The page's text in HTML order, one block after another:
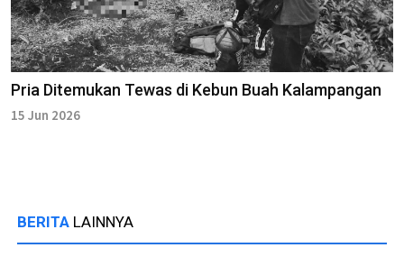
Pria Ditemukan Tewas di Kebun Buah Kalampangan
15 Jun 2026
BERITA LAINNYA